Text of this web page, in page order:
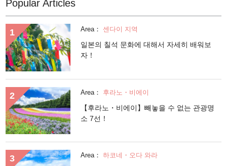
Popular Articles
Area： 센다이 지역
일본의 칠석 문화에 대해서 자세히 배워보
자！
Area： 후라노・비에이
【후라노・비에이】빼놓을 수 없는 관광명
소 7선！
Area： 하코네・오다 와라